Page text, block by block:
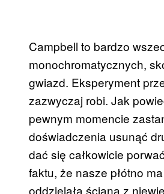
Campbell to bardzo
monochromatycznych,
gwiazd. Eksperyment
zazwyczaj robi. Jak
pewnym momencie
doświadczenia usunąć
dać się całkowicie
faktu, że nasze płótno
oddzielała ściana z